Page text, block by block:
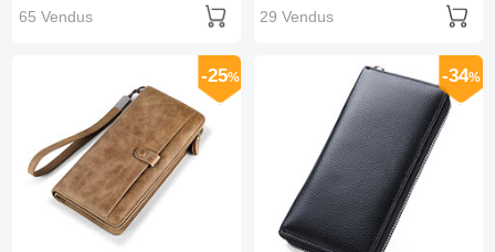
65 Vendus
29 Vendus
-25% -34%